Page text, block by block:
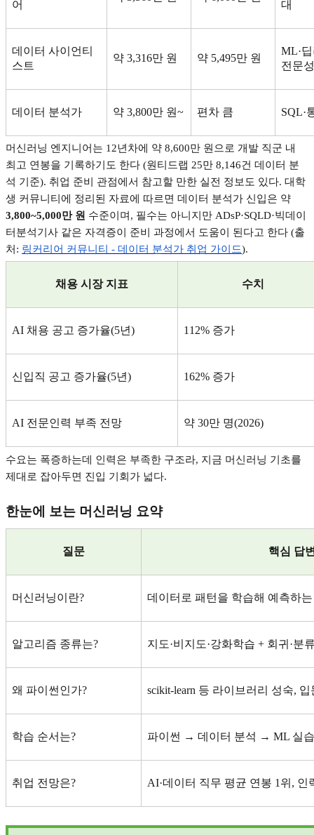
어 대
데이터 사이언티
스트
약 3,316만 원 약 5,495만 원
ML·
전문성
데이터 분석가 약 3,800만 원~ 편차 큼 SQL·
머신러닝 엔지니어는 12년차에 약 8,600만 원으로 개발 직군 내
최고 연봉을 기록하기도 한다 (원티드랩 25만 8,146건 데이터 분
석 기준). 취업 준비 관점에서 참고할 만한 실전 정보도 있다. 대학
생 커뮤니티에 정리된 자료에 따르면 데이터 분석가 신입은 약
3,800~5,000만 원 수준이며 , 필수는 아니지만 ADsP·SQLD·빅데이
터분석기사 같은 자격증이 준비 과정에서 도움이 된다고 한다 (출
처 : 링커리어 커뮤니티 - 데이터 분석가 취업 가이드).
채용 시장 지표 수치
AI 채용 공고 증가율(5년) 112% 증가
신입직 공고 증가율(5년) 162% 증가
AI 전문인력 부족 전망 약 30만 명(2026)
수요는 폭증하는데 인력은 부족한 구조라, 지금 머신러닝 기초를
제대로 잡아두면 진입 기회가 넓다.
한눈에 보는 머신러닝 요약
질문 핵심 답
머신러닝이란? 데이터로 패턴을 학습해 예측하는
알고리즘 종류는? 지도·비지도·강화학습 + 회귀 ·분
왜 파이썬인가? scikit-learn 등 라이브러리 성숙, 입
학습 순서는? 파이썬 → 데이터 분석 → ML 실습
취업 전망은? AI·데이터 직무 평균 연봉 1 위 , 인